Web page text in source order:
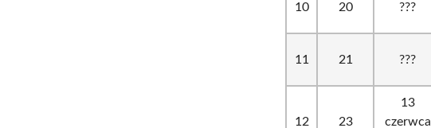
10 20 ???
11 21 ???
12 23
13
czerwca